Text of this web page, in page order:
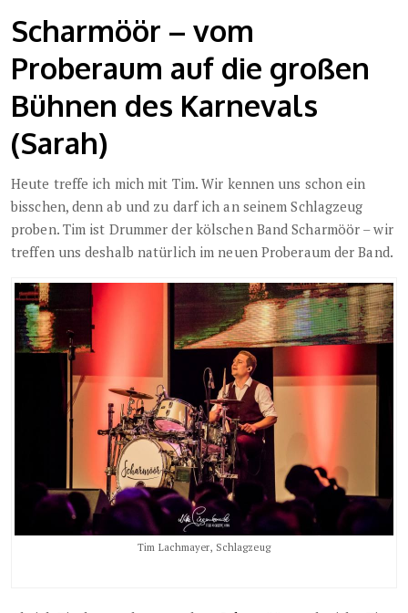
Scharmöör – vom
Proberaum auf die großen
Bühnen des Karnevals
(Sarah)
Heute treffe ich mich mit Tim. Wir kennen uns schon ein
bisschen, denn ab und zu darf ich an seinem Schlagzeug
proben. Tim ist Drummer der kölschen Band Scharmöör – wir
treffen uns deshalb natürlich im neuen Proberaum der Band.
Tim Lachmayer, Schlagzeug